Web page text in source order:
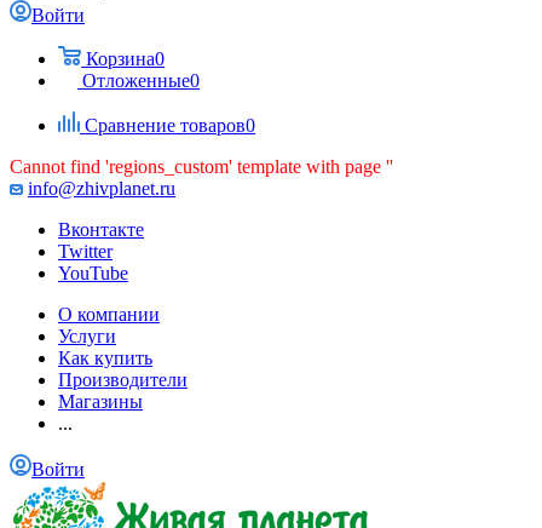
Войти
Корзина0
Отложенные0
Сравнение товаров0
Cannot find 'regions_custom' template with page ''
info@zhivplanet.ru
Вконтакте
Twitter
YouTube
О компании
Услуги
Как купить
Производители
Магазины
...
Войти